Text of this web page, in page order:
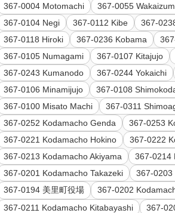
367-0004 Motomachi
367-0055
367-0104 Negi
367-0112 Kibe 367-
367-0118 Hiroki
367-0236 Kobama
367-0105 Numagami
367-0107 Kitajujo
367-0243 Kumanodo
367-0244 Yokaichi
367-0106 Minamijujo
367-0108
367-0100 Misato Machi
367-0311
367-0252 Kodamacho Genda
367-0253
367-0221 Kodamacho Hokino
367-0222
367-0213 Kodamacho Akiyama
367-0214
367-0201 Kodamacho Takazeki
367-0203
367-0194 美里町役場
367-0202
367-0211 Kodamacho Kitabayashi
367-